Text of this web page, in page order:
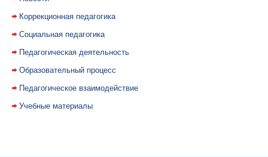
Коррекционная педагогика
Социальная педагогика
Педагогическая деятельность
Образовательный процесс
Педагогическое взаимодействие
Учебные материалы